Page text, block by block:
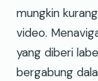
mungkin
video.
yang diberi
bergabung